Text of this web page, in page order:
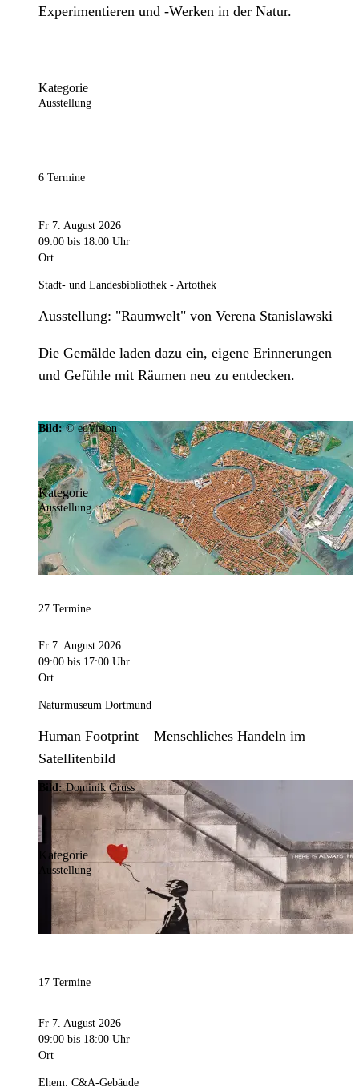
Experimentieren und -Werken in der Natur.
Kategorie
Ausstellung
6 Termine
Fr 7. August 2026
09:00 bis 18:00 Uhr
Ort
Stadt- und Landesbibliothek - Artothek
Ausstellung: "Raumwelt" von Verena Stanislawski
Die Gemälde laden dazu ein, eigene Erinnerungen
und Gefühle mit Räumen neu zu entdecken.
Bild:© eoVision
Kategorie
Ausstellung
27 Termine
Fr 7. August 2026
09:00 bis 17:00 Uhr
Ort
Naturmuseum Dortmund
Human Footprint – Menschliches Handeln im
Satellitenbild
Bild:Dominik Gruss
Kategorie
Ausstellung
17 Termine
Fr 7. August 2026
09:00 bis 18:00 Uhr
Ort
Ehem. C&A-Gebäude